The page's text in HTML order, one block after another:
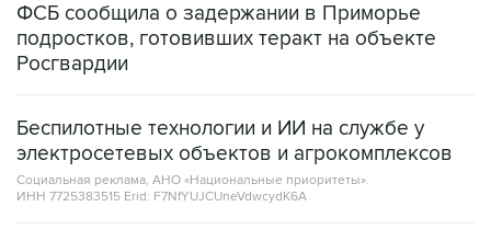
ФСБ сообщила о задержании в Приморье
подростков, готовивших теракт на объекте
Росгвардии
Беспилотные технологии и ИИ на службе у
электросетевых объектов и агрокомплексов
Социальная реклама, АНО «Национальные приоритеты».
ИНН 7725383515 Erid: F7NfYUJCUneVdwcydK6A